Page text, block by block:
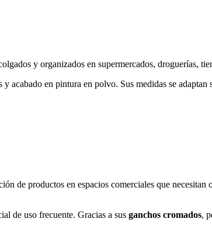
y organizados en supermercados, droguerías,
en pintura en polvo. Sus medidas se adaptan
de productos en espacios comerciales que necesitan
de uso frecuente. Gracias a sus ganchos cromados,